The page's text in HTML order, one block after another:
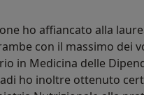
ho affiancato alla
con il massimo dei
in Medicina delle
ho inoltre ottenuto